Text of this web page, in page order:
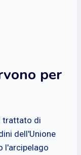
per
trattato di
dell'Unione
l'arcipelago